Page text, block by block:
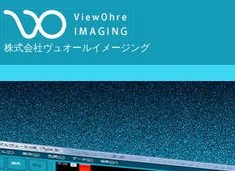
株式会社ヴュオールイメージング